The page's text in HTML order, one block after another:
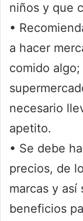
niños y que
•
a hacer
comido
necesario
apetito.
• Se debe
precios, de
marcas y así
beneficios